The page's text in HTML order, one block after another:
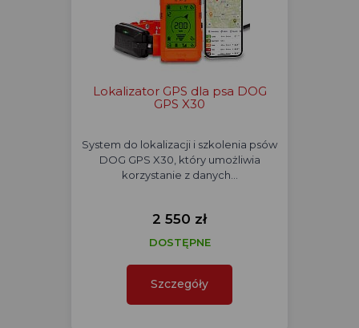
Lokalizator GPS dla psa DOG
GPS X30
System do lokalizacji i szkolenia psów
DOG GPS X30, który umożliwia
korzystanie z danych…
2 550 zł
DOSTĘPNE
Szczegóły